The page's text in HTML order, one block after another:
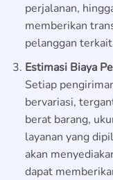
perjalanan,
memberikan
pelanggan
Estimasi Biaya
Setiap
bervariasi,
berat barang,
layanan yang
akan
dapat